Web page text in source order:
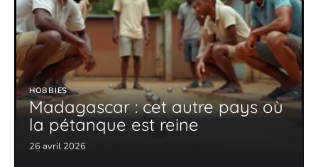
HOBBIES
Madagascar : cet autre pays où
la pétanque est reine
26 avril 2026